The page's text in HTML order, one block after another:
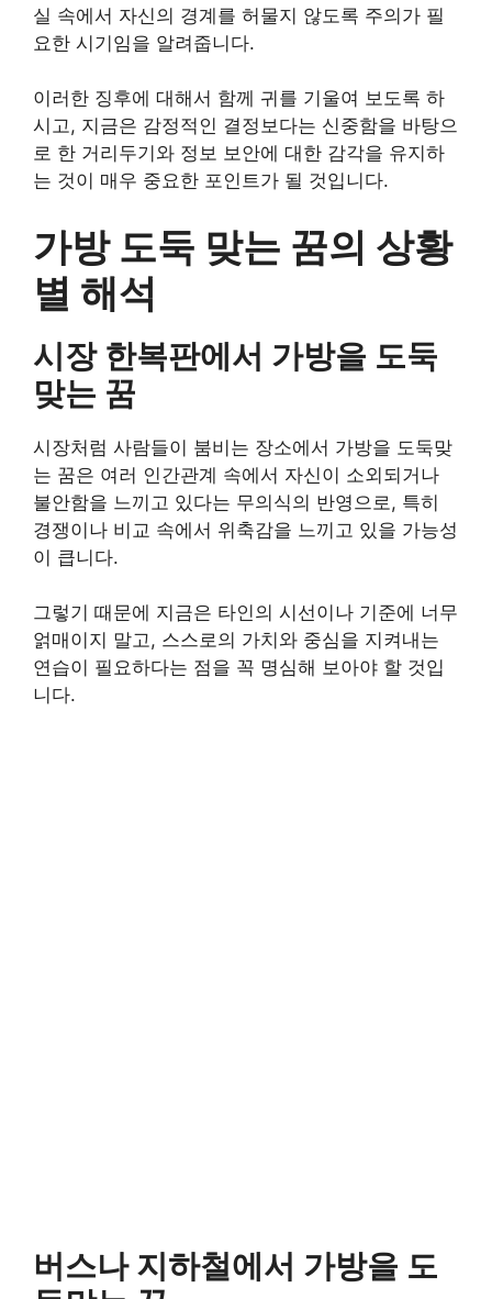
실 속에서 자신의 경계를 허물지 않도록 주의가 필
요한 시기임을 알려줍니다.
이러한 징후에 대해서 함께 귀를 기울여 보도록 하
시고, 지금은 감정적인 결정보다는 신중함을 바탕으
로 한 거리두기와 정보 보안에 대한 감각을 유지하
는 것이 매우 중요한 포인트가 될 것입니다.
가방 도둑 맞는 꿈의 상황
별 해석
시장 한복판에서 가방을 도둑
맞는 꿈
시장처럼 사람들이 붐비는 장소에서 가방을 도둑맞
는 꿈은 여러 인간관계 속에서 자신이 소외되거나
불안함을 느끼고 있다는 무의식의 반영으로, 특히
경쟁이나 비교 속에서 위축감을 느끼고 있을 가능성
이 큽니다.
그렇기 때문에 지금은 타인의 시선이나 기준에 너무
얽매이지 말고, 스스로의 가치와 중심을 지켜내는
연습이 필요하다는 점을 꼭 명심해 보아야 할 것입
니다.
버스나 지하철에서 가방을 도